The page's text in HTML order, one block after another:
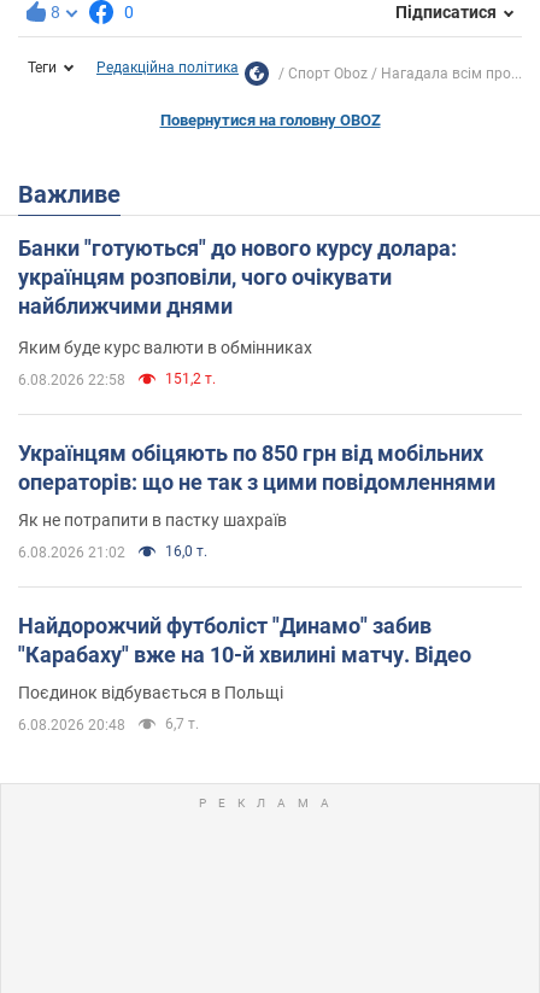
8 0 Підписатися
Теги Редакційна політика Спорт Oboz Нагадала всім про...
Повернутися на головну OBOZ
Важливе
Банки "готуються" до нового курсу долара:
українцям розповіли, чого очікувати
найближчими днями
Яким буде курс валюти в обмінниках
6.08.2026 22:58 151,2 т.
Українцям обіцяють по 850 грн від мобільних
операторів: що не так з цими повідомленнями
Як не потрапити в пастку шахраїв
6.08.2026 21:02 16,0 т.
Найдорожчий футболіст "Динамо" забив
"Карабаху" вже на 10-й хвилині матчу. Відео
Поєдинок відбувається в Польщі
6.08.2026 20:48 6,7 т.